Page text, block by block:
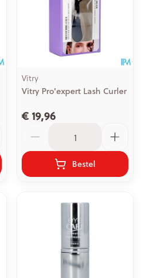
Vitry
Vitry Pro'expert Lash Curler
€ 19,96
Bestel